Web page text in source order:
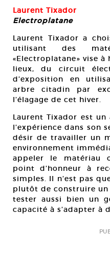
Laurent Tixador
Electroplatane
Laurent Tixador a
utilisant des
«Electroplatane» vise
lieux, du circuit
d’exposition en
arbre citadin par
l’élagage de cet hiver.
Laurent Tixador est
l’expérience dans son
désir de travailler un
environnement
appeler le matériau
point d’honneur à
simples. Il n’est pas
plutôt de construire
tester aussi bien un
capacité à s’adapter à